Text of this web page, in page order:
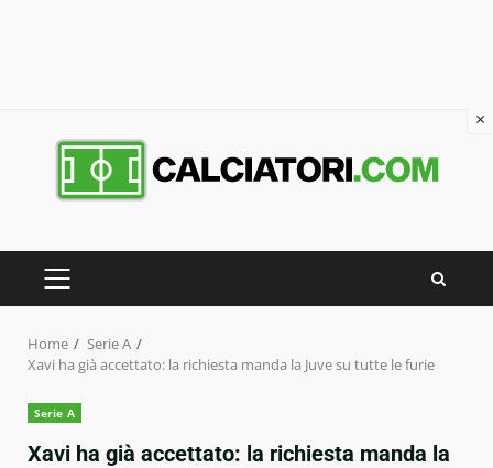
PRIMARY
Home
Serie A
Xavi ha già accettato: la richiesta manda la Juve su tutte le furie
Serie A
Xavi ha già accettato: la richiesta manda la
×